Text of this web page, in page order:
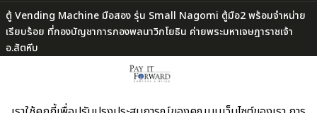
ตู้ Vending Machine มือสอง รุ่น Small Nagomi ตู้มือ2 พร้อมจำหน่าย
เรียบร้อย ที่กองบัญชาการกองพลนาวิกโยธิน ค่ายพระมหาเจษฎาราชเจ้า
อ.สัตหีบ